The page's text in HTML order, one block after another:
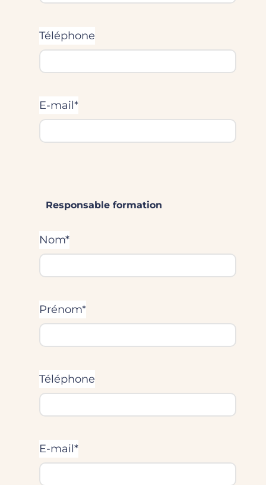
Téléphone
E-mail*
Responsable formation
Nom*
Prénom*
Téléphone
E-mail*